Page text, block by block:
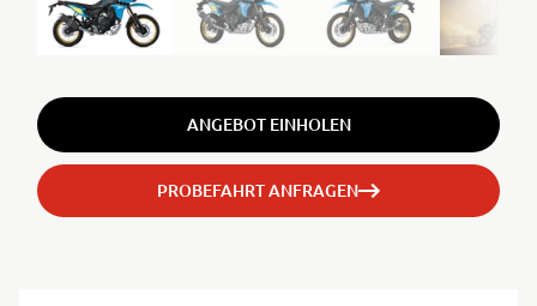
ANGEBOT EINHOLEN
PROBEFAHRT ANFRAGEN